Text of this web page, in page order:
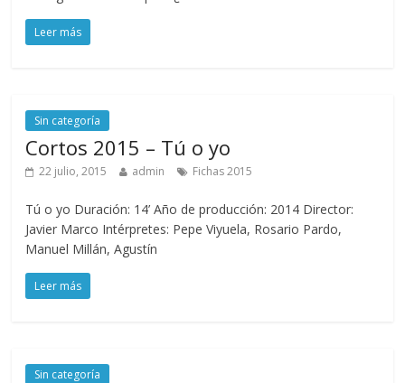
Leer más
Sin categoría
Cortos 2015 – Tú o yo
22 julio, 2015 admin Fichas 2015
Tú o yo Duración: 14’ Año de producción: 2014 Director:
Javier Marco Intérpretes: Pepe Viyuela, Rosario Pardo,
Manuel Millán, Agustín
Leer más
Sin categoría